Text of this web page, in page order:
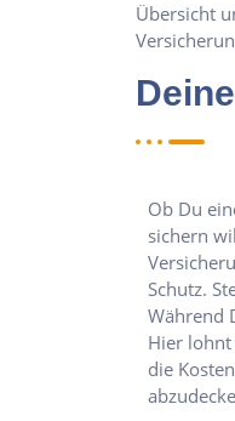
Übersicht
Ob Du
sichern
Schutz.
Während
Hier lohnt
die